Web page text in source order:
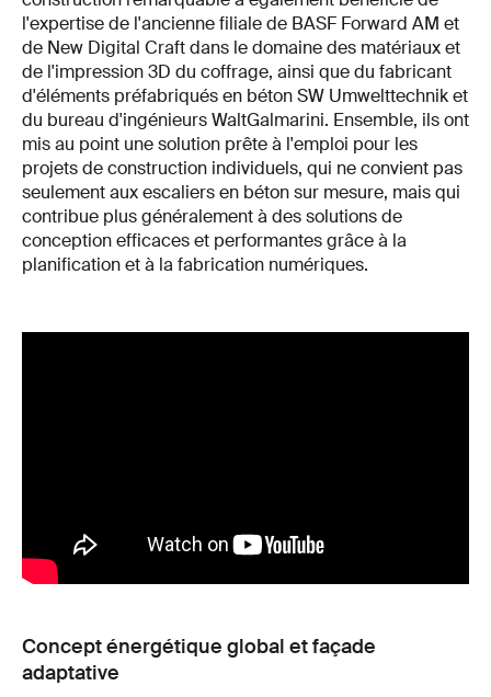
l'expertise de l'ancienne filiale de BASF Forward AM et
de New Digital Craft dans le domaine des matériaux et
de l'impression 3D du coffrage, ainsi que du fabricant
d'éléments préfabriqués en béton SW Umwelttechnik et
du bureau d'ingénieurs WaltGalmarini. Ensemble, ils ont
mis au point une solution prête à l'emploi pour les
projets de construction individuels, qui ne convient pas
seulement aux escaliers en béton sur mesure, mais qui
contribue plus généralement à des solutions de
conception efficaces et performantes grâce à la
planification et à la fabrication numériques.
Concept énergétique global et façade
adaptative